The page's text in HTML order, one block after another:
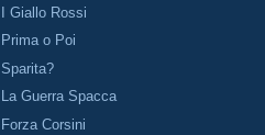
I Giallo Rossi
Prima o Poi
Sparita?
La Guerra Spacca
Forza Corsini